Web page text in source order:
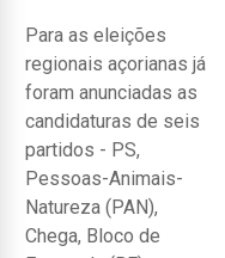
Para as eleições
regionais açorianas já
foram anunciadas as
candidaturas de seis
partidos - PS,
Pessoas-Animais-
Natureza (PAN),
Chega, Bloco de